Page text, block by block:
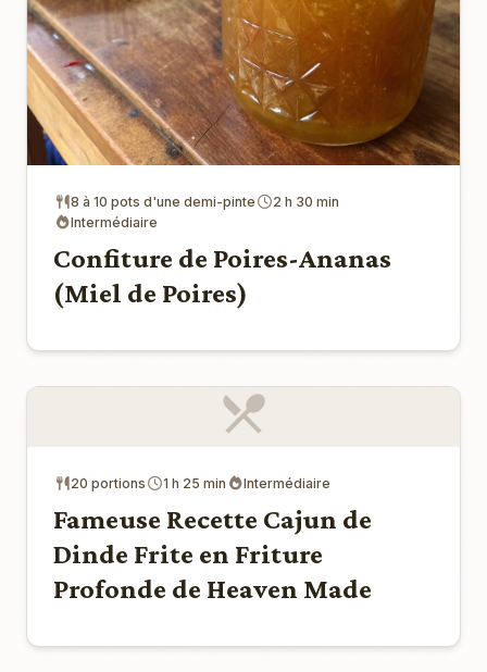
8 à 10 pots d'une demi-pinte
2 h 30 min
Intermédiaire
Confiture de Poires-Ananas
(Miel de Poires)
20 portions 1 h 25 min Intermédiaire
Fameuse Recette Cajun de
Dinde Frite en Friture
Profonde de Heaven Made